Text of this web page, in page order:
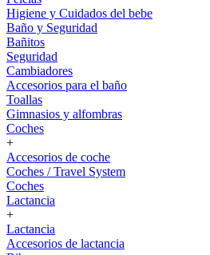
Higiene y Cuidados del bebe
Baño y Seguridad
Bañitos
Seguridad
Cambiadores
Accesorios para el baño
Toallas
Gimnasios y alfombras
Coches
+
Accesorios de coche
Coches / Travel System
Coches
Lactancia
+
Lactancia
Accesorios de lactancia